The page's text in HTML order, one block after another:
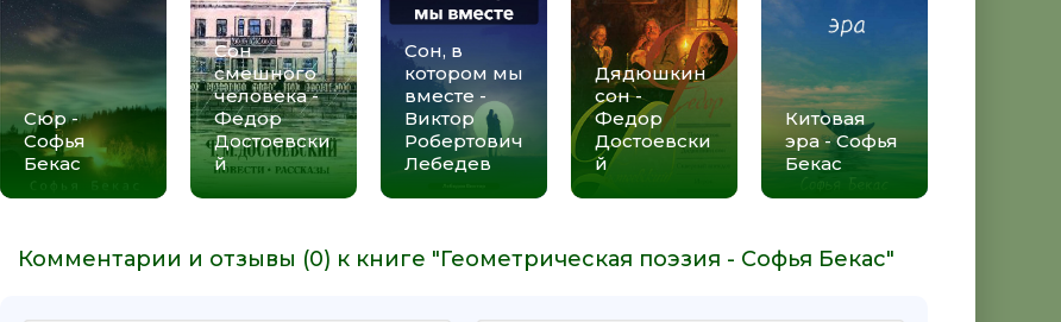
Сюр -
Софья
Бекас
Сон
смешного
человека -
Федор
Достоевски
й
Сон, в
котором мы
вместе -
Виктор
Робертович
Лебедев
Дядюшкин
сон -
Федор
Достоевски
й
Китовая
эра - Софья
Бекас
Комментарии и отзывы (0) к книге "Геометрическая поэзия - Софья Бекас"